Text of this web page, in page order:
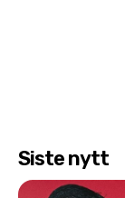
Siste nytt